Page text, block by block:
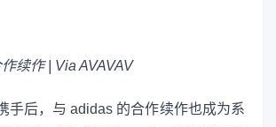
续作 | Via AVAVAV
手后，与 adidas 的合作续作也成为系